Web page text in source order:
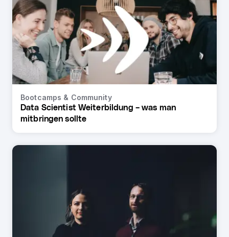
Bootcamps & Community
Data Scientist Weiterbildung – was man
mitbringen sollte